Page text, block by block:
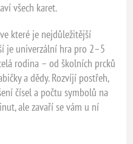
všech karet.
které je nejdůležitější
je univerzální hra pro 2–5
rodina – od školních prcků
a dědy. Rozvíjí postřeh,
čísel a počtu symbolů na
ale zavaří se vám u ní